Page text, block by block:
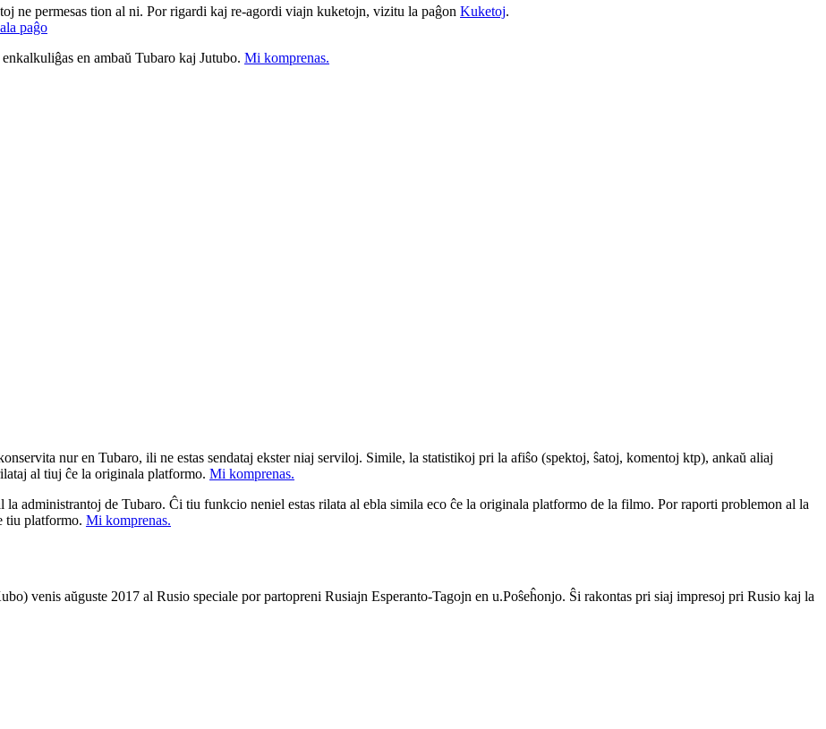
ne permesas tion al ni. Por rigardi kaj re-agordi viajn kuketojn, vizitu la paĝon Kuketoj.
paĝo
en ambaŭ Tubaro kaj Jutubo. Mi komprenas.
nur en Tubaro, ili ne estas sendataj ekster niaj serviloj. Simile, la statistikoj pri la afiŝo (spektoj, ŝatoj, komentoj ktp), ankaŭ aliaj
al tiuj ĉe la originala platformo. Mi komprenas.
administrantoj de Tubaro. Ĉi tiu funkcio neniel estas rilata al ebla simila eco ĉe la originala platformo de la filmo. Por raporti problemon al la
tiu platformo. Mi komprenas.
venis aŭguste 2017 al Rusio speciale por partopreni Rusiajn Esperanto-Tagojn en u.Poŝeĥonjo. Ŝi rakontas pri siaj impresoj pri Rusio kaj la